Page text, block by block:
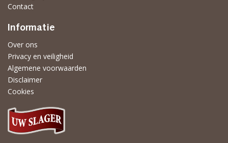
Contact
Informatie
Over ons
Privacy en veiligheid
Algemene voorwaarden
Disclaimer
Cookies